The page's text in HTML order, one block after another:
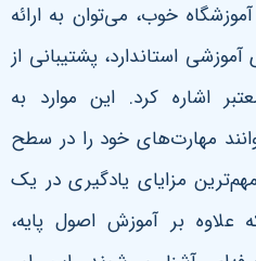
خوب، می‌توان به ارائه
استاندارد، پشتیبانی از
اشاره کرد. این موارد به
مهارت‌های خود را در سطح
مزایای یادگیری در یک
بر آموزش اصول پایه،